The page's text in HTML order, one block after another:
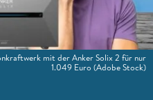
mit der Anker Solix 2 für nur
1.049 Euro (Adobe Stock)